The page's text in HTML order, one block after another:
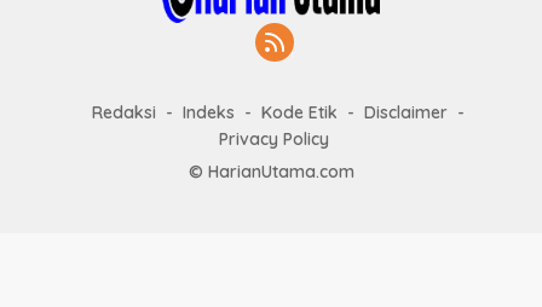
Redaksi Indeks Kode Etik
Disclaimer
Privacy Policy
© HarianUtama.com